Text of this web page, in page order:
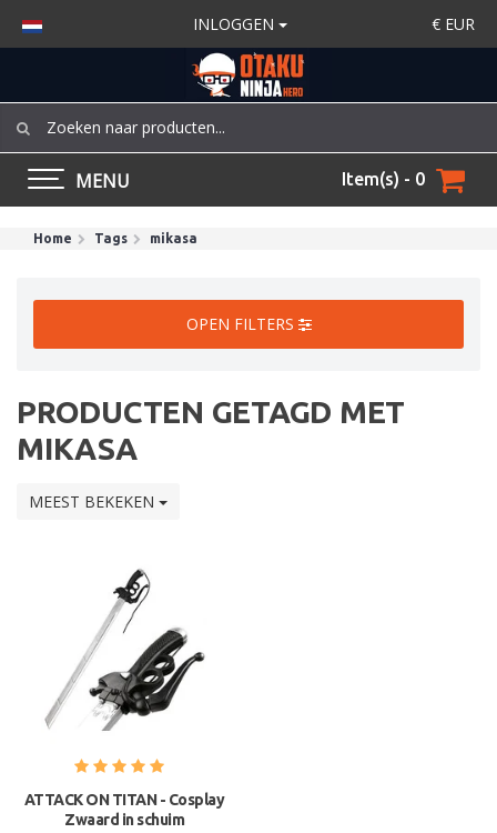
INLOGGEN € EUR
MENU Item(s) - 0
Home Tags mikasa
OPEN FILTERS
PRODUCTEN GETAGD MET
MIKASA
MEEST BEKEKEN
ATTACK ON TITAN - Cosplay
Zwaard in schuim